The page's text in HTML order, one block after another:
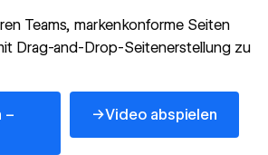
Teams, markenkonforme Seiten
Drag-and-Drop-Seitenerstellung zu
–
→Video abspielen